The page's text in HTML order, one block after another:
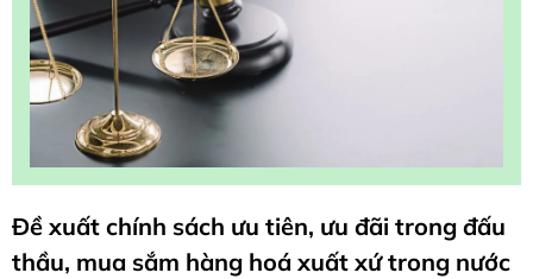
Đề xuất chính sách ưu tiên, ưu đãi trong đấu
thầu, mua sắm hàng hoá xuất xứ trong nước